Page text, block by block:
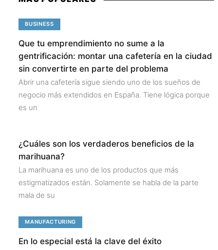
BUSINESS
Que tu emprendimiento no sume a la
gentrificación: montar una cafetería en la ciudad
sin convertirte en parte del problema
Abrir una cafetería sigue siendo uno de los sueños de
negocio más extendidos en España. Tiene lógica porque
es un
¿Cuáles son los verdaderos beneficios de la
marihuana?
La marihuana es uno de los productos que más
estigmatizados están. Solamente se habla de la parte
mala de su
MANUFACTURING
En lo especial está la clave del éxito